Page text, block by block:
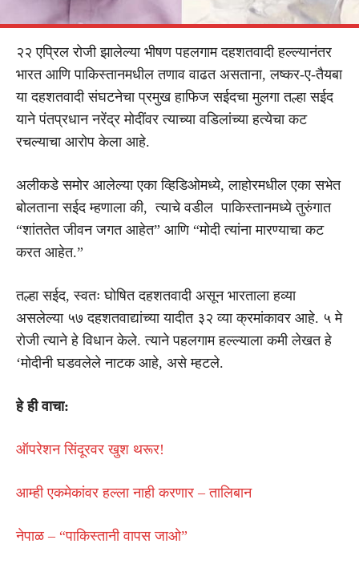
२२ एप्रिल रोजी झालेल्या भीषण पहलगाम दहशतवादी हल्ल्यानंतर
भारत आणि पाकिस्तानमधील तणाव वाढत असताना, लष्कर-ए-तैयबा
या दहशतवादी संघटनेचा प्रमुख हाफिज सईदचा मुलगा तल्हा सईद
याने पंतप्रधान नरेंद्र मोदींवर त्याच्या वडिलांच्या हत्येचा कट
रचल्याचा आरोप केला आहे.
अलीकडे समोर आलेल्या एका व्हिडिओमध्ये, लाहोरमधील एका सभेत
बोलताना सईद म्हणाला की, त्याचे वडील पाकिस्तानमध्ये तुरुंगात
“शांततेत जीवन जगत आहेत” आणि “मोदी त्यांना मारण्याचा कट
करत आहेत.”
तल्हा सईद, स्वतः घोषित दहशतवादी असून भारताला हव्या
असलेल्या ५७ दहशतवाद्यांच्या यादीत ३२ व्या क्रमांकावर आहे. ५ मे
रोजी त्याने हे विधान केले. त्याने पहलगाम हल्ल्याला कमी लेखत हे
‘मोदीनी घडवलेले नाटक आहे, असे म्हटले.
हे ही वाचा:
ऑपरेशन सिंदूरवर खुश थरूर!
आम्ही एकमेकांवर हल्ला नाही करणार – तालिबान
नेपाळ – “पाकिस्तानी वापस जाओ”